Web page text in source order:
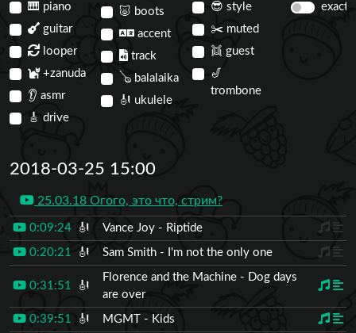
🎹 piano
guitar
looper
+zanuda
👂 asmr
🎸 drive
🐷 boots
accent
track
🪕balalaika
🎻 ukulele
😎 style
✂️muted
👯 guest
🎷
trombone
exact
2018-03-25 15:00
25.03.18 Огого, это что, стрим?
0:09:24 🎻 Vance Joy - Riptide
0:20:21 🎻 Sam Smith - I'm not the only one
0:31:51 🎻
Florence and the Machine - Dog days
are over
0:39:51 🎻 MGMT - Kids